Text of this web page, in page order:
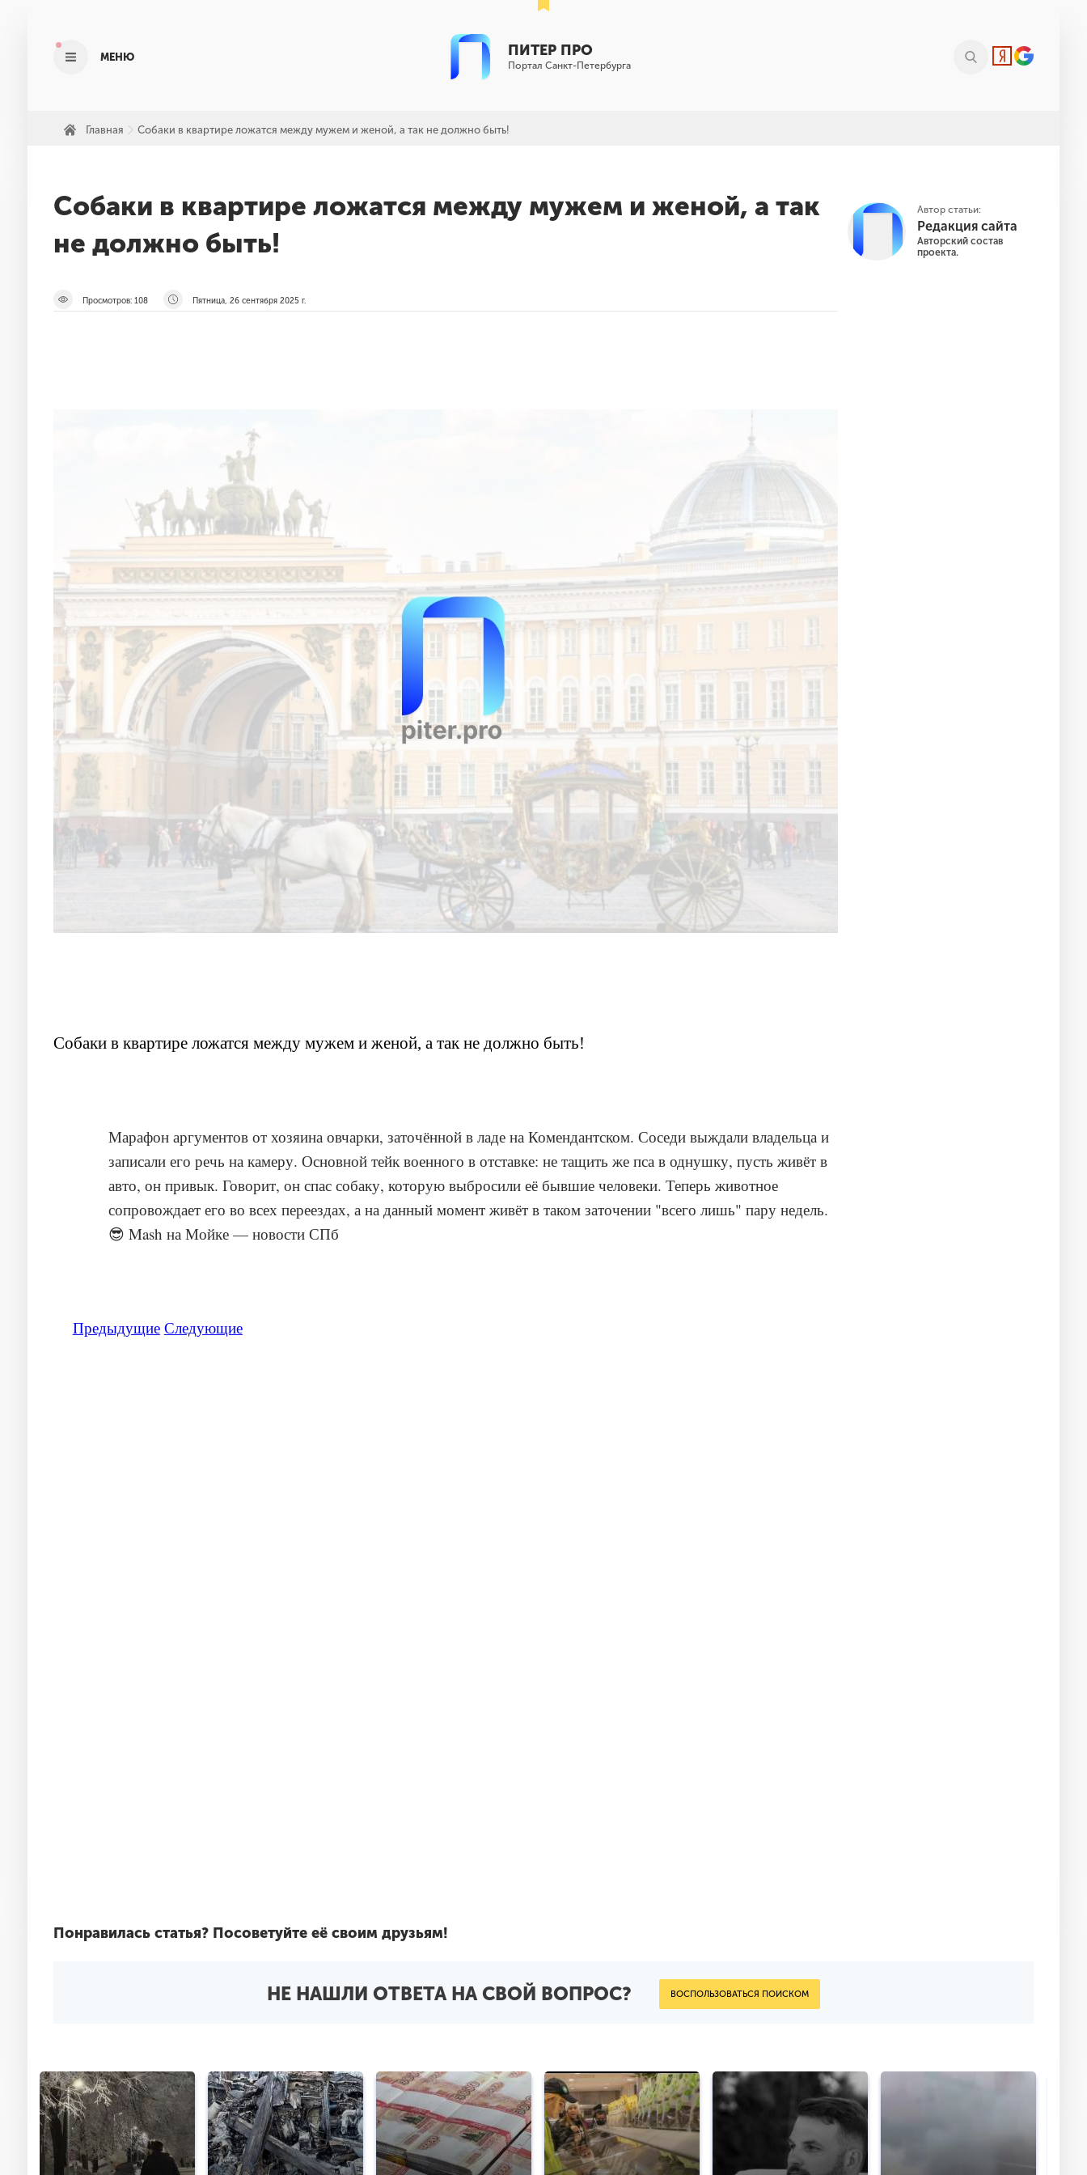
МЕНЮ ПИТЕР ПРО
Портал Санкт-Петербурга
Главная » Собаки в квартире ложатся между мужем и женой, а так не должно быть!
Собаки в квартире ложатся между мужем и женой, а так
не должно быть!
Просмотров: 108 Пятница, 26 сентября 2025 г.
Марафон аргументов от хозяина овчарки, заточённой в ладе на Комендантском. Соседи выждали владельца и
записали его речь на камеру. Основной тейк военного в отставке: не тащить же пса в однушку, пусть живёт в
авто, он привык. Говорит, он спас собаку, которую выбросили её бывшие человеки. Теперь животное
сопровождает его во всех переездах, а на данный момент живёт в таком заточении "всего лишь" пару недель.
Предыдущие Следующие
Автор статьи:
Редакция сайта
Авторский состав
проекта.
Понравилась статья?Посоветуйте её своим друзьям!
НЕ НАШЛИ ОТВЕТА НА СВОЙ ВОПРОС? ВОСПОЛЬЗОВАТЬСЯ ПОИСКОМ